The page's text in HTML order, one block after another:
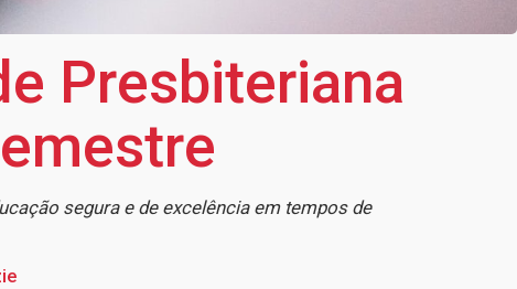
Presbiteriana
segura e de excelência em tempos de